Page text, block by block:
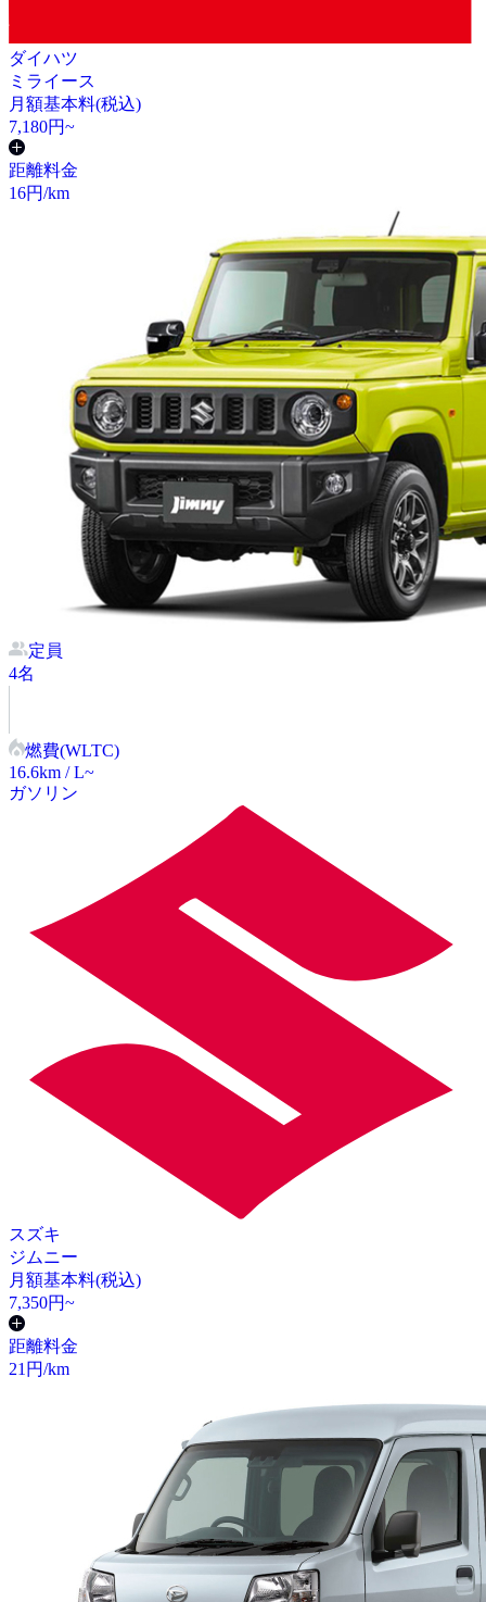
ダイハツ
ミライース
月額基本料(税込)
7,180円~
距離料金
16円/km
定員
4名
燃費(WLTC)
16.6km / L~
ガソリン
スズキ
ジムニー
月額基本料(税込)
7,350円~
距離料金
21 円/km